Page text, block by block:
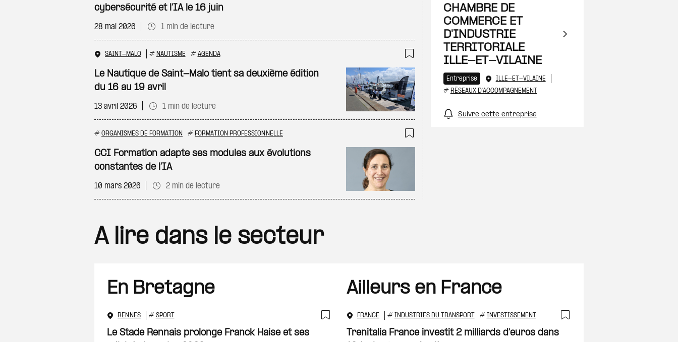
cybersécurité et l’IA le 16 juin
28 mai 2026 1 min de lecture
SAINT-MALO # NAUTISME # AGENDA
Ajouter à ma sélection
Le Nautique de Saint-Malo tient sa deuxième édition
du 16 au 19 avril
13 avril 2026 1 min de lecture
# ORGANISMES DE FORMATION # FORMATION PROFESSIONNELLE
Ajouter à ma sélection
CCI Formation adapte ses modules aux évolutions
constantes de l’IA
10 mars 2026 2 min de lecture
CHAMBRE DE
COMMERCE ET
D'INDUSTRIE
TERRITORIALE
ILLE-ET-VILAINE
Entreprise
ILLE-ET-VILAINE
# RÉSEAUX D'ACCOMPAGNEMENT
Suivre cette entreprise
A lire dans le secteur
En Bretagne
RENNES # SPORT
Ajouter à ma sélection
Le Stade Rennais prolonge Franck Haise et ses
Ailleurs en France
FRANCE # INDUSTRIES DU TRANSPORT # INVESTISSEMENT
Ajouter à ma
Trenitalia France investit 2 milliards d’euros dans